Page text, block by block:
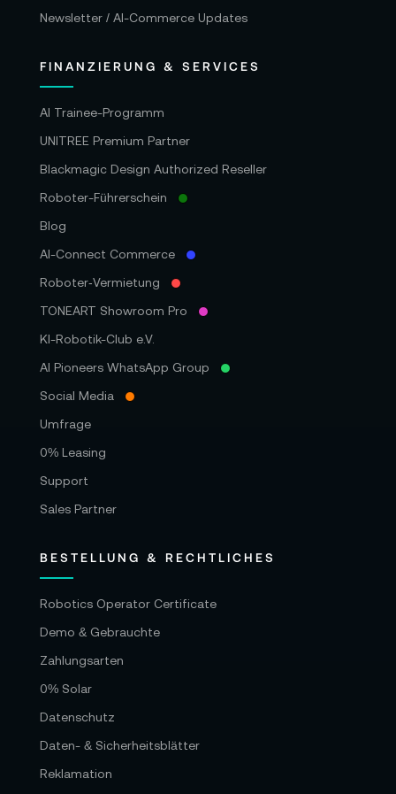
Newsletter / AI-Commerce Updates
FINANZIERUNG & SERVICES
AI Trainee-Programm
UNITREE Premium Partner
Blackmagic Design Authorized Reseller
Roboter-Führerschein
Blog
AI-Connect Commerce
Roboter‑Vermietung
TONEART Showroom Pro
KI-Robotik-Club e.V.
AI Pioneers WhatsApp Group
Social Media
Umfrage
0% Leasing
Support
Sales Partner
BESTELLUNG & RECHTLICHES
Robotics Operator Certificate
Demo & Gebrauchte
Zahlungsarten
0% Solar
Datenschutz
Daten- & Sicherheitsblätter
Reklamation